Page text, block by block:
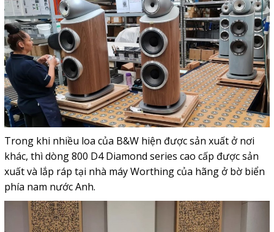
Trong khi nhiều loa của B&W hiện được sản xuất ở nơi
khác, thì dòng 800 D4 Diamond series cao cấp được sản
xuất và lắp ráp tại nhà máy Worthing của hãng ở bờ biển
phía nam nước Anh.